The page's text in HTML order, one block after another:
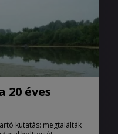
20 éves
kutatás: megtalálták